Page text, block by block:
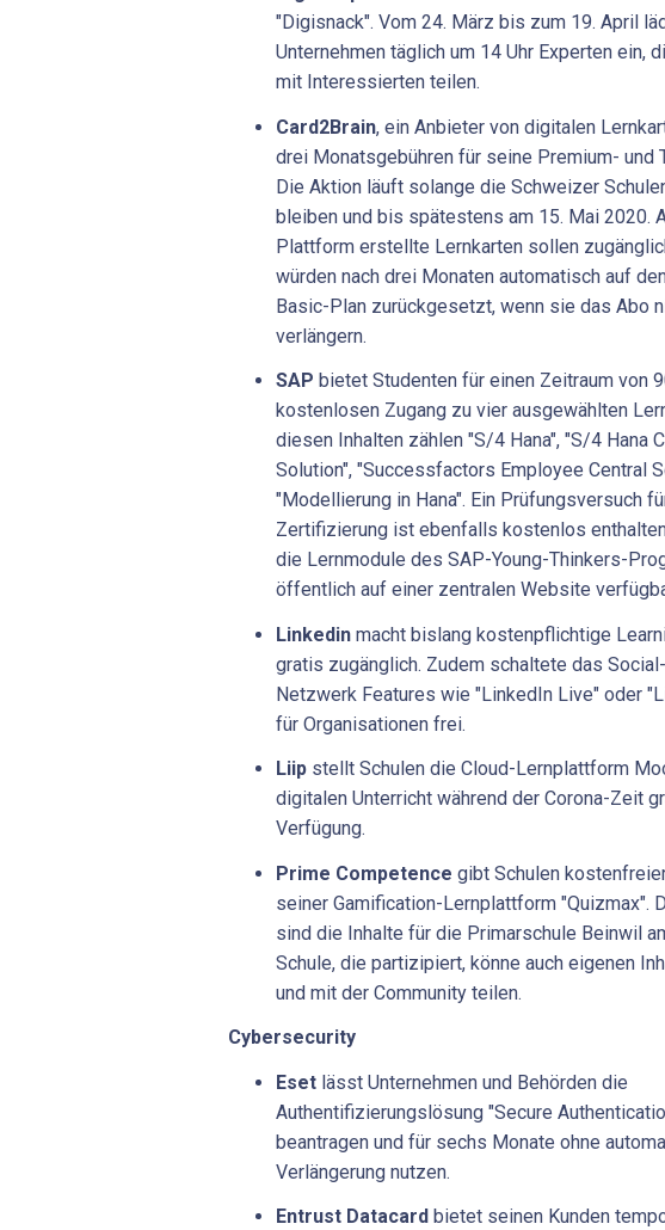
"Digisnack". Vom 24. März bis zum 19. April
Unternehmen täglich um 14 Uhr Experten ein,
mit Interessierten teilen.
Card2Brain, ein Anbieter von digitalen
drei Monatsgebühren für seine Premium- und
Die Aktion läuft solange die Schweizer
bleiben und bis spätestens am 15. Mai 2020.
Plattform erstellte Lernkarten sollen
würden nach drei Monaten automatisch auf
Basic-Plan zurückgesetzt, wenn sie das Abo
verlängern.
SAP bietet Studenten für einen Zeitraum von
kostenlosen Zugang zu vier ausgewählten
diesen Inhalten zählen "S/4 Hana", "S/4 Hana
Solution", "Successfactors Employee Central
"Modellierung in Hana". Ein Prüfungsversuch
Zertifizierung ist ebenfalls kostenlos
die Lernmodule des SAP-Young-Thinkers-
öffentlich auf einer zentralen Website
Linkedin macht bislang kostenpflichtige
gratis zugänglich. Zudem schaltete das
Netzwerk Features wie "LinkedIn Live" oder
für Organisationen frei.
Liip stellt Schulen die Cloud-Lernplattform
digitalen Unterricht während der Corona-Zeit
Verfügung.
Prime Competence gibt Schulen
seiner Gamification-Lernplattform "Quizmax".
sind die Inhalte für die Primarschule Beinwil
Schule, die partizipiert, könne auch eigenen
und mit der Community teilen.
Cybersecurity
Eset lässt Unternehmen und Behörden die
Authentifizierungslösung "Secure
beantragen und für sechs Monate ohne
Verlängerung nutzen.
Entrust Datacard bietet seinen Kunden